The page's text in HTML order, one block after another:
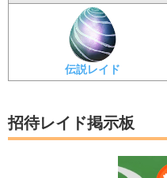
伝説レイド
招待レイド掲示板